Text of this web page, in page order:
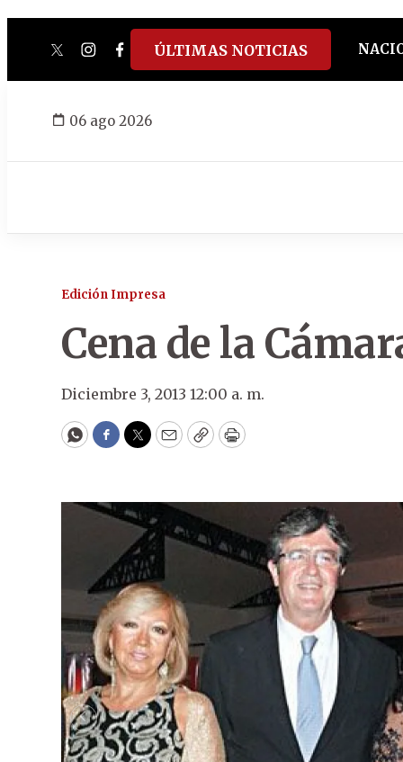
twitterinstagram
facebook
tiktokyoutube
spotify
ÚLTIMAS NOTICIAS
06 ago 2026
Edición Impresa
Cena de la
Diciembre 3, 2013 12:00 a. m.
WhatsApp
Facebook
Twitter
EmailCopyPrint